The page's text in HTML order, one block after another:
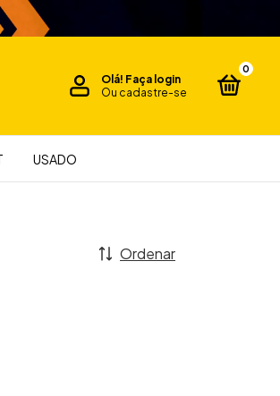
Olá! Faça login
Ou cadastre-se
0
USADO
Ordenar